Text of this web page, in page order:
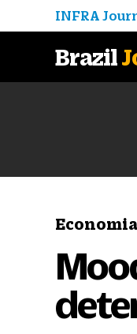
INFRA
Brazil
Economia